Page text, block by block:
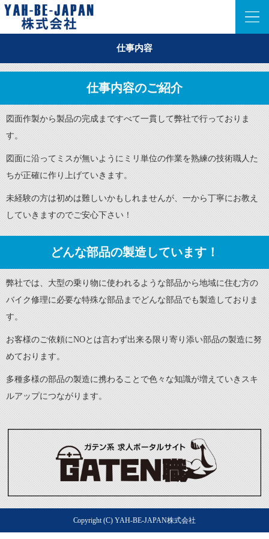
仕事内容
仕事内容のご紹介
図面作製から製品の完成まですべて一貫して弊社で行っておりま
す。
図面に沿ってミスが無いようにミリ単位の作業を熟練の技術職人た
ちが正確に作り上げていきます。
未経験の方は初めは難しいかもしれませんが、一から丁寧にお教え
していきますのでご安心下さい！
どんな部品の製造しています！
弊社では、大型の乗り物に使われるような部品から地域に住む方の
バイク修理に必要な特殊な部品までどんな部品でも製造しておりま
す。
お客様のご依頼にNOとは言わず出来る限り寄り添い部品の製造に努
めております。
多種多様の部品の製造に携わることで色々な知識が増えていきスキ
ルアップにつながります。
Copyright (C) YAH-BE-JAPAN株式会社